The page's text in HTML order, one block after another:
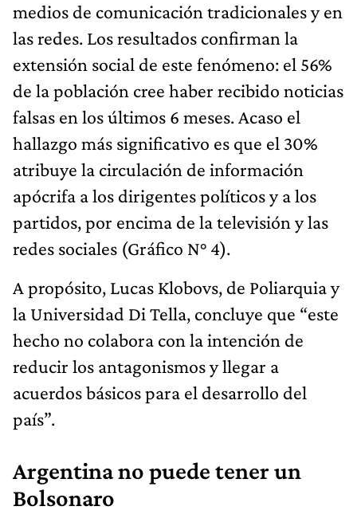
medios de comunicación tradicionales y en
las redes. Los resultados confirman la
extensión social de este fenómeno: el 56%
de la población cree haber recibido noticias
falsas en los últimos 6 meses. Acaso el
hallazgo más significativo es que el 30%
atribuye la circulación de información
apócrifa a los dirigentes políticos y a los
partidos, por encima de la televisión y las
redes sociales (Gráfico N° 4).
A propósito, Lucas Klobovs, de Poliarquia y
la Universidad Di Tella, concluye que “este
hecho no colabora con la intención de
reducir los antagonismos y llegar a
acuerdos básicos para el desarrollo del
país”.
Argentina no puede tener un
Bolsonaro